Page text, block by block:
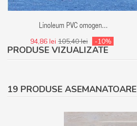
Linoleum PVC omogen...
94,86 lei 105,40 lei -10%
PRODUSE VIZUALIZATE
19 PRODUSE ASEMANATOARE